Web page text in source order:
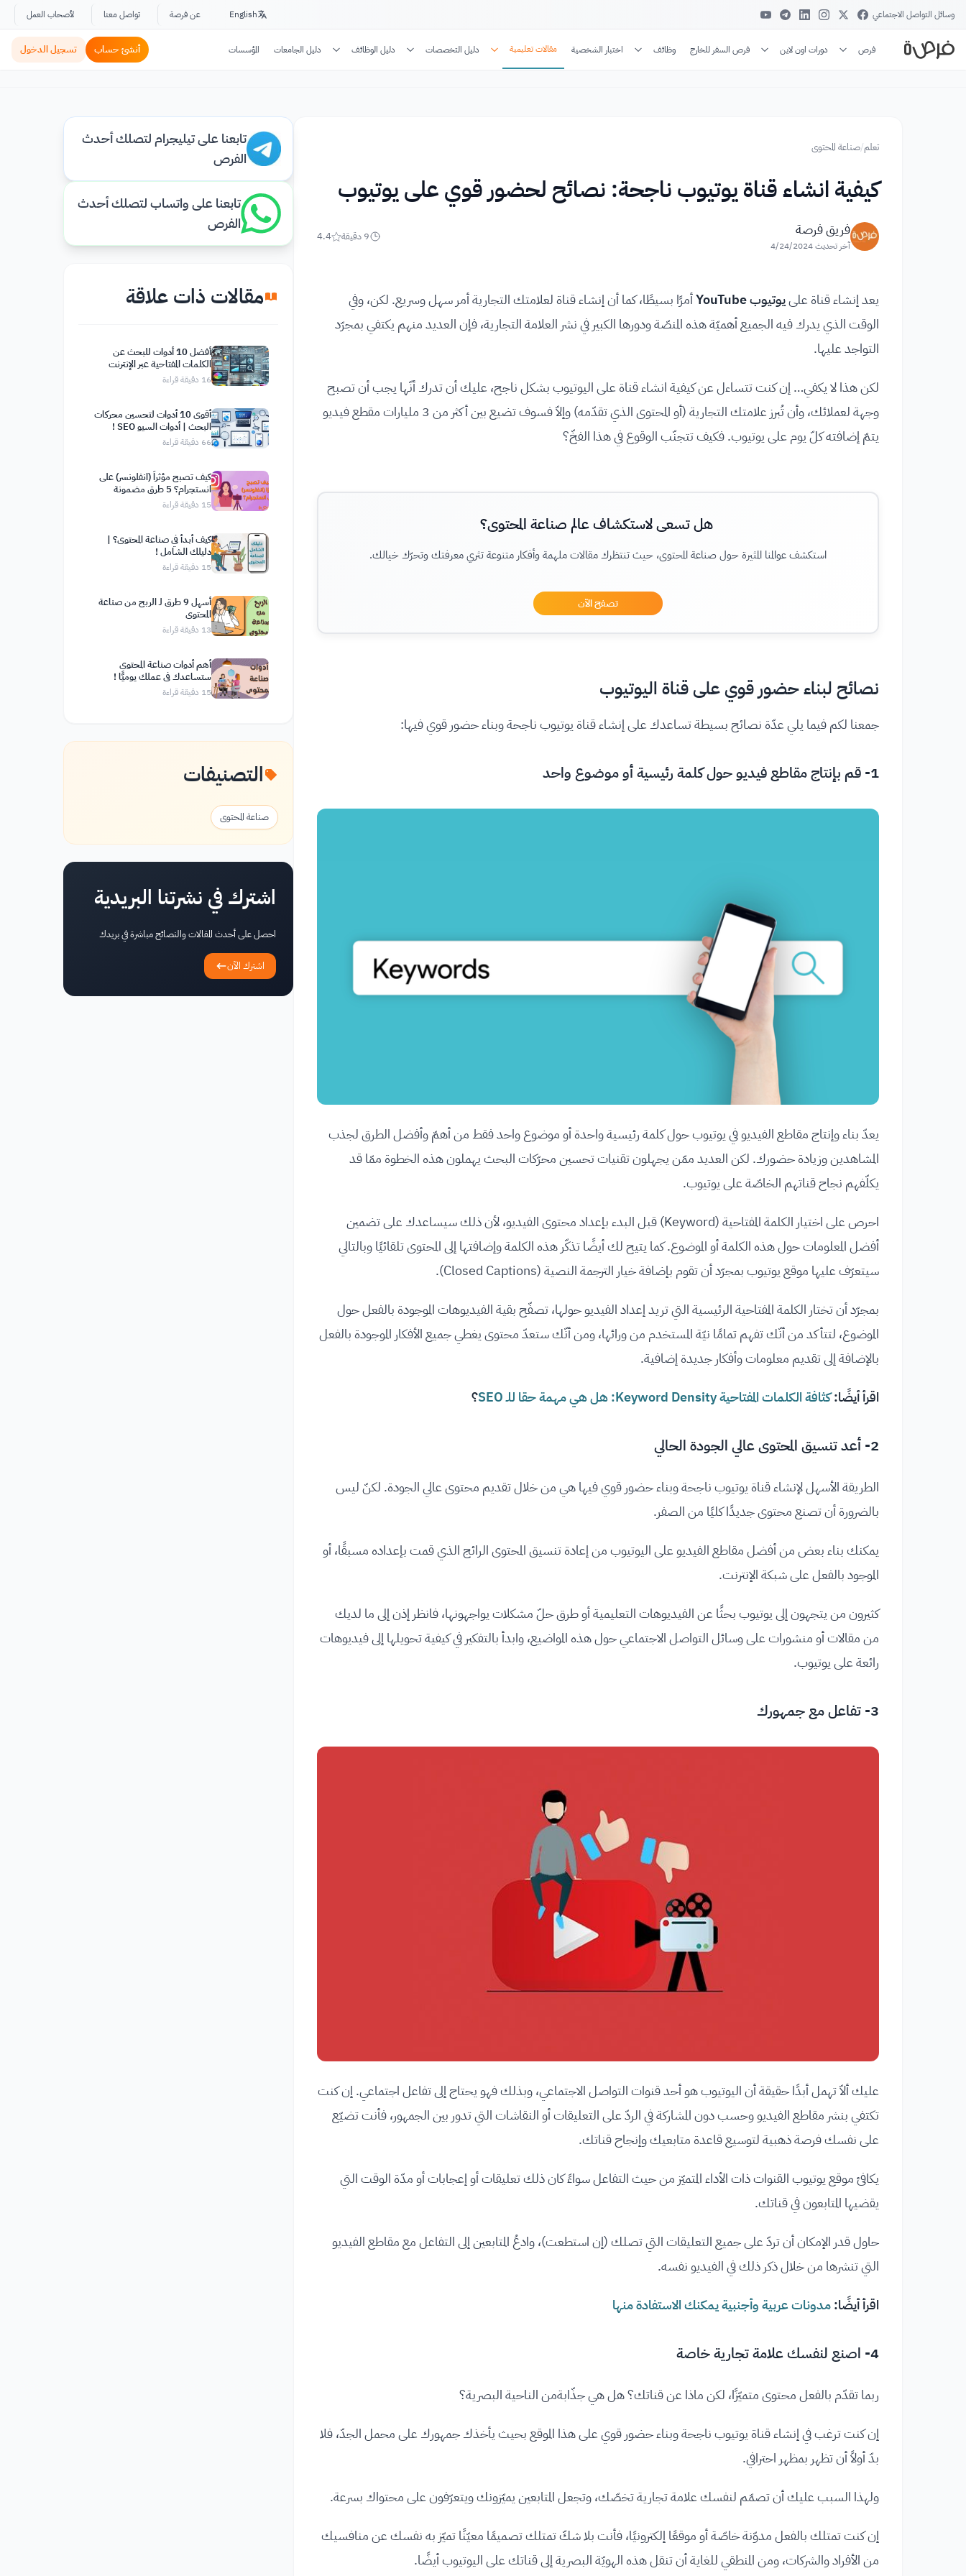
وسائل التواصل الاجتماعي English عن فرصة تواصل معنا لأصحاب العمل
فرص دورات اون لاين فرص السفر للخارج وظائف اختبار الشخصية مقالات تعليمية دليل التخصصات دليل الوظائف دليل الجامعات المؤسسات أنشئ حساب تسجيل الدخول
تعلم/صناعة المحتوى
كيفية انشاء قناة يوتيوب ناجحة: نصائح لحضور قوي على يوتيوب
فريق فرصة
آخر تحديث4/24/2024
9 دقيقة 4.4
يعد إنشاء قناة علىيوتيوب YouTube
أمرًا بسيطًا، كما أن إنشاء قناة لعلامتك التجارية أمر سهل وسريع. لكن، وفي
الوقت الذي يدرك فيه الجميع أهميّة هذه المنصّة ودورها الكبير في نشر العلامة التجارية، فإن العديد منهم يكتفي بمجرّد
التواجد عليها.
لكن هذا لا يكفي… إن كنت تتساءل عن كيفية انشاء قناة على اليوتيوب بشكل ناجح، عليك أن تدرك أنّها يجب أن تصبح
وجهة لعملائك، وأن تُبرز علامتك التجارية (أو المحتوى الذي تقدّمه) وإلاّ فسوف تضيع بين أكثر من 3 مليارات مقطع فيديو
يتمّ إضافته كلّ يوم على يوتيوب. فكيف تتجنّب الوقوع في هذا الفخّ؟
هل تسعى لاستكشاف عالم صناعة المحتوى؟
استكشف عوالمنا المثيرة حول صناعة المحتوى، حيث تنتظرك مقالات ملهمة وأفكار متنوعة تثري معرفتك وتحرّك خيالك.
تصفح الآن
نصائح لبناء حضور قوي على قناة اليوتيوب
جمعنا لكم فيما يلي عدّة نصائح بسيطة تساعدك على إنشاء قناة يوتيوب ناجحة وبناء حضور قوي فيها:
1- قم بإنتاج مقاطع فيديو حول كلمة رئيسية أو موضوع واحد
يعدّ بناء وإنتاج مقاطع الفيديو في يوتيوب حول كلمة رئيسية واحدة أو موضوع واحد فقط من أهمّ وأفضل الطرق لجذب
المشاهدين وزيادة حضورك. لكن العديد ممّن يجهلون تقنيات تحسين محرّكات البحث يهملون هذه الخطوة ممّا قد
يكلّفهم نجاح قناتهم الخاصّة على يوتيوب.
احرص على اختيار الكلمة المفتاحية (Keyword) قبل البدء بإعداد محتوى الفيديو، لأن ذلك سيساعدك على تضمين
أفضل المعلومات حول هذه الكلمة أو الموضوع. كما يتيح لك أيضًا تذكّر هذه الكلمة وإضافتها إلى المحتوى تلقائيًا وبالتالي
سيتعرّف عليها موقع يوتيوب بمجرّد أن تقوم بإضافة خيار الترجمة النصية (Closed Captions).
بمجرّد أن تختار الكلمة المفتاحية الرئيسية التي تريد إعداد الفيديو حولها، تصفّح بقية الفيديوهات الموجودة بالفعل حول
الموضوع، لتتأكد من أنّك تفهم تمامًا نيّة المستخدم من ورائها، ومن أنّك ستعدّ محتوى يغطي جميع الأفكار الموجودة بالفعل
بالإضافة إلى تقديم معلومات وأفكار جديدة إضافية.
اقرأ أيضًا:كثافة الكلمات المفتاحية Keyword Density: هل هي مهمة حقا للـ SEO ؟
2- أعد تنسيق المحتوى عالي الجودة الحالي
الطريقة الأسهل لإنشاء قناة يوتيوب ناجحة وبناء حضور قوي فيها هي من خلال تقديم محتوى عالي الجودة. لكنّ ليس
بالضرورة أن تصنع محتوى جديدًا كليًا من الصفر.
يمكنك بناء بعض من أفضل مقاطع الفيديو على اليوتيوب من إعادة تنسيق المحتوى الرائج الذي قمت بإعداده مسبقًا، أو
الموجود بالفعل على شبكة الإنترنت.
كثيرون من يتجهون إلى يوتيوب بحثًا عن الفيديوهات التعليمية أو طرق حلّ مشكلات يواجهونها، فانظر إذن إلى ما لديك
من مقالات أو منشورات على وسائل التواصل الاجتماعي حول هذه المواضيع، وابدأ بالتفكير في كيفية تحويلها إلى فيديوهات
رائعة على يوتيوب.
3- تفاعل مع جمهورك
عليك ألاّ تهمل أبدًا حقيقة أن اليوتيوب هو أحد قنوات التواصل الاجتماعي، وبذلك فهو يحتاج إلى تفاعل اجتماعي. إن كنت
تكتفي بنشر مقاطع الفيديو وحسب دون المشاركة في الردّ على التعليقات أو النقاشات التي تدور بين الجمهور، فأنت تضيّع
على نفسك فرصة ذهبية لتوسيع قاعدة متابعيك وإنجاح قناتك.
يكافئ موقع يوتيوب القنوات ذات الأداء المتميّز من حيث التفاعل سواءً كان ذلك تعليقات أو إعجابات أو مدّة الوقت التي
يقضيها المتابعون في قناتك.
حاول قدر الإمكان أن تردّ على جميع التعليقات التي تصلك (إن استطعت)، وادعُ المتابعين إلى التفاعل مع مقاطع الفيديو
التي تنشرها من خلال ذكر ذلك في الفيديو نفسه.
اقرأ أيضًا:مدونات عربية وأجنبية يمكنك الاستفادة منها
4- اصنع لنفسك علامة تجارية خاصة
ربما تقدّم بالفعل محتوى متميّزًا، لكن ماذا عن قناتك؟ هل هي جذّابةمن الناحية البصرية؟
إن كنت ترغب في إنشاء قناة يوتيوب ناجحة وبناء حضور قوي على هذا الموقع بحيث يأخذك جمهورك على محمل الجدّ، فلا
بدّ أولاً أن تظهر بمظهر احترافي.
ولهذا السبب عليك أن تصمّم لنفسك علامة تجارية تخصّك، وتجعل المتابعين يميّزونك ويتعرّفون على محتواك بسرعة.
إن كنت تمتلك بالفعل مدوّنة خاصّة أو موقعًا إلكترونيًا، فأنت بلا شكّ تمتلك تصميمًا معيّنًا تميّز به نفسك عن منافسيك
من الأفراد والشركات، ومن المنطقي للغاية أن تنقل هذه الهويّة البصرية إلى قناتك على اليوتيوب أيضًا.
تابعنا على تيليجرام لتصلك أحدث
الفرص
تابعنا على واتساب لتصلك أحدث
الفرص
مقالات ذات علاقة
أفضل 10 أدوات للبحث عن
الكلمات المفتاحية عبر الإنترنت
16 دقيقة قراءة
أقوى 10 أدوات لتحسين محركات
البحث | أدوات السيو SEO !
66 دقيقة قراءة
كيف تصبح مؤثراً (انفلونسر) على
انستجرام؟ 5 طرق مضمونة
15 دقيقة قراءة
كيف أبدأ في صناعة المحتوى؟ |
دليلك الشامل !
15 دقيقة قراءة
أسهل 9 طرق لـ الربح من صناعة
المحتوى
13 دقيقة قراءة
أهم أدوات صناعة المحتوى
ستساعدك في عملك يوميًّا !
15 دقيقة قراءة
التصنيفات
صناعة المحتوى
اشترك في نشرتنا البريدية
احصل على أحدث المقالات والنصائح مباشرة في بريدك
اشترك الآن